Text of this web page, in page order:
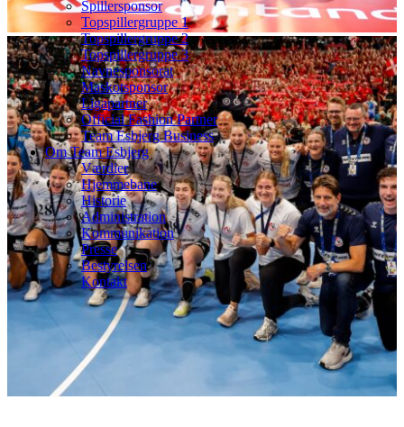
Spillersponsor
Topspillergruppe 1
Topspillergruppe 2
Topspillergruppe 3
Navnesponsorat
Maskotsponsor
Ligapartner
Official Fashion Partner
Team Esbjerg Business
Om Team Esbjerg
Værdier
Hjemmebane
Historie
Administration
Kommunikation
Presse
Bestyrelsen
Kontakt